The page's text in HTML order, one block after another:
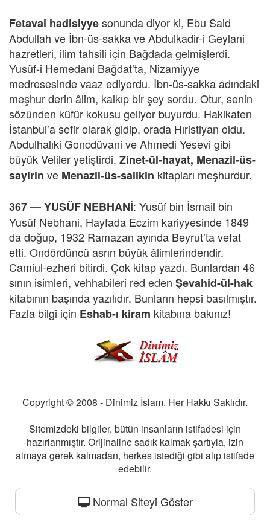
Fetavai hadisiyyesonunda diyor ki, Ebu Said
Abdullah ve İbn-üs-sakka ve Abdulkadir-i Geylani
hazretleri, ilim tahsili için Bağdada gelmişlerdi.
Yusüf-i Hemedani Bağdat’ta, Nizamiyye
medresesinde vaaz ediyordu. İbn-üs-sakka adındaki
meşhur derin âlim, kalkıp bir şey sordu. Otur, senin
sözünden küfür kokusu geliyor buyurdu. Hakikaten
İstanbul’a sefir olarak gidip, orada Hıristiyan oldu.
Abdulhalıki Goncdüvani ve Ahmedi Yesevi gibi
büyük Veliler yetiştirdi. Zinet-ül-hayat, Menazil-üs-
sayirin ve Menazil-üs-salikin kitapları meşhurdur.
367 — YUSÜF NEBHANİ: Yusüf bin İsmail bin
Yusüf Nebhani, Hayfada Eczim kariyyesinde 1849
da doğup, 1932 Ramazan ayında Beyrut’ta vefat
etti. Ondördüncü asrın büyük âlimlerindendir.
Camiul-ezheri bitirdi. Çok kitap yazdı. Bunlardan 46
sının isimleri, vehhabileri red eden Şevahid-ül-hak
kitabının başında yazılıdır. Bunların hepsi basılmıştır.
Fazla bilgi için Eshab-ı kiram kitabına bakınız!
Copyright © 2008 - Dinimiz İslam. Her Hakkı Saklıdır.
Sitemizdeki bilgiler, bütün insanların istifadesi için
hazırlanmıştır. Orijinaline sadık kalmak şartıyla, izin
almaya gerek kalmadan, herkes istediği gibi alıp istifade
edebilir.
Normal Siteyi Göster